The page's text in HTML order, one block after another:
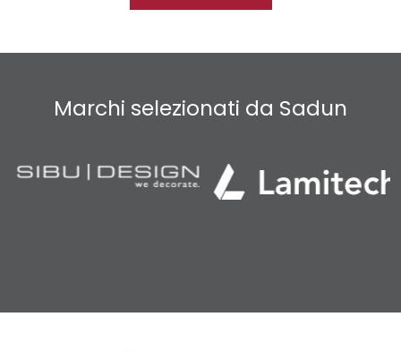
Marchi selezionati da Sadun